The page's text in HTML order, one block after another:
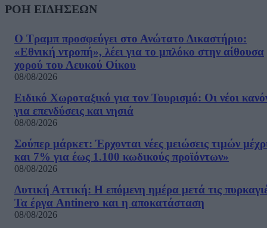
ΡΟΗ ΕΙΔΗΣΕΩΝ
Ο Τραμπ προσφεύγει στο Ανώτατο Δικαστήριο:
«Εθνική ντροπή», λέει για το μπλόκο στην αίθουσα
χορού του Λευκού Οίκου
08/08/2026
Ειδικό Χωροταξικό για τον Τουρισμό: Οι νέοι
για επενδύσεις και νησιά
08/08/2026
Σούπερ μάρκετ: Έρχονται νέες μειώσεις τιμών
και 7% για έως 1.100 κωδικούς προϊόντων»
08/08/2026
Δυτική Αττική: Η επόμενη ημέρα μετά τις
Τα έργα Antinero και η αποκατάσταση
08/08/2026